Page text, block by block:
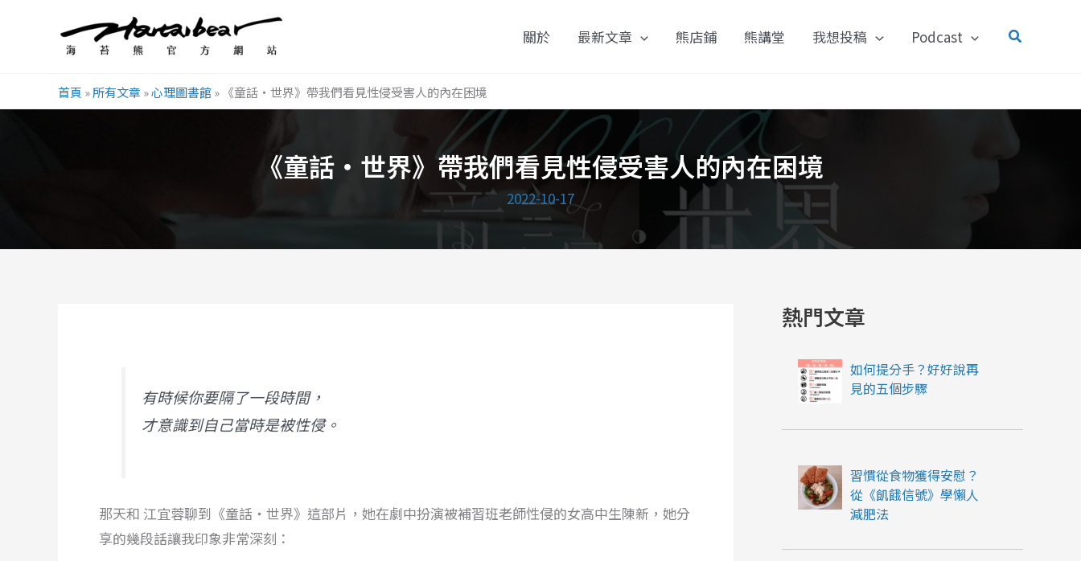
內
關於 最新文章 熊店鋪 熊講堂 我想投稿 Podcast
搜
首頁 »所有文章 »心理圖書館» 《童話・世界》帶我們看見性侵受害人的內在困境
《童話・世界》帶我們看見性侵受害人的內在困境
2022-10-17
有時候你要隔了一段時間，
才意識到自己當時是被性侵。
那天和 江宜蓉聊到《童話・世界》這部片，她在劇中扮演被補習班老師性侵的女高中生陳新，她分
享的幾段話讓我印象非常深刻：
熱門文章
如何提分手？好好說再
見的五個步驟
習慣從食物獲得安慰？
從《飢餓信號》學懶人
減肥法